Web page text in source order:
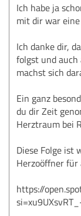
Ich habe ja
mit dir war
Ich danke dir,
folgst und
machst sich
Ein ganz
du dir Zeit
Herztraum bei
Diese Folge ist
Herzoöffner für
https://